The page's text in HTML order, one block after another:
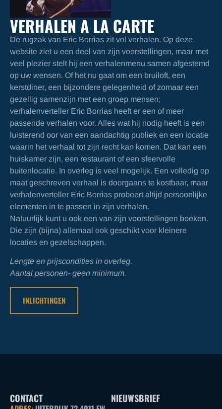
VERHALEN A LA CARTE
De rugzak van Eric Borrias zit vol verhalen. Op deze
website ziet u een deel van zijn voorstellingen, maar met
veel plezier stelt hij een verhalenmenu samen afgestemd
op uw wensen. Of het nu gaat om een bruiloft, een
kerstdiner, een bijzondere gelegenheid of zomaar een
gezellig samenzijn met een groep mensen;
verhalenverteller Eric Borrias heeft er een of meer
passende verhalen voor. Alles wat hij nodig heeft is een
luisterend oor van een aandachtig publiek en een locatie
waarin het verhaal tot zijn recht kan komen. Dat kan een
huiskamer zijn, een restaurant of een sfeervolle
buitenlocatie. In overleg is veel mogelijk. Een volledig op
maat geschreven verhaal is doorgaans te kostbaar, maar
verhalenverteller Eric Borrias probeert altijd persoonlijke
elementen in te passen in zijn verhalen.
Natuurlijk kunt u ook een van zijn voorstellingen boeken.
Die zijn (bijna) allemaal ook geschikt voor kleinere
locaties en gezelschappen.
Lengte en prijscondities in overleg.
Aantal personen- geen minimum.
INLICHTINGEN
CONTACT NIEUWSBRIEF